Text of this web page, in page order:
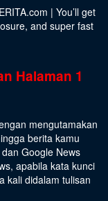
| You’ll get
and super fast
Halaman 1
mengutamakan
berita kamu
Google News
apabila kata kunci
kali didalam tulisan